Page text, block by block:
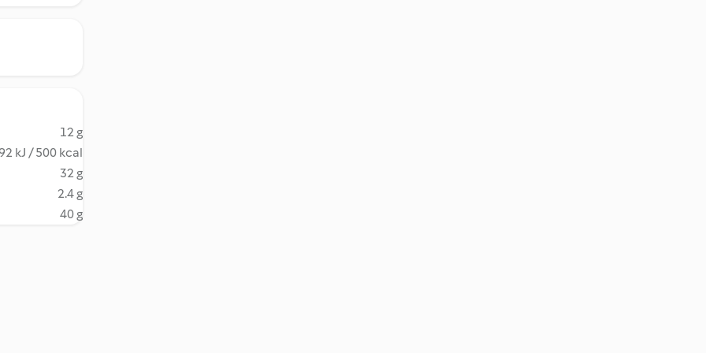
12 g
kJ / 500 kcal
32 g
2.4 g
40 g